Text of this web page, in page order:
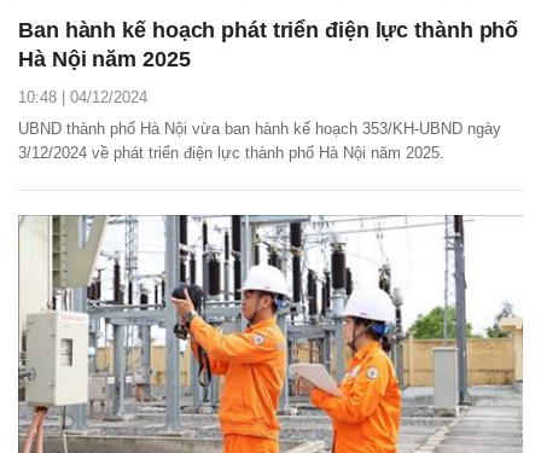
Ban hành kế hoạch phát triển điện lực thành phố
Hà Nội năm 2025
10:48 | 04/12/2024
UBND thành phố Hà Nội vừa ban hành kế hoạch 353/KH-UBND ngày
3/12/2024 về phát triển điện lực thành phố Hà Nội năm 2025.